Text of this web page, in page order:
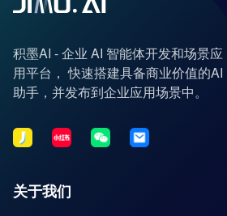
积墨AI - 企业 AI 智能体开发和场景应
用平台， 快速搭建具备商业价值的AI
助手，并发布到企业应用场景中。
关于我们